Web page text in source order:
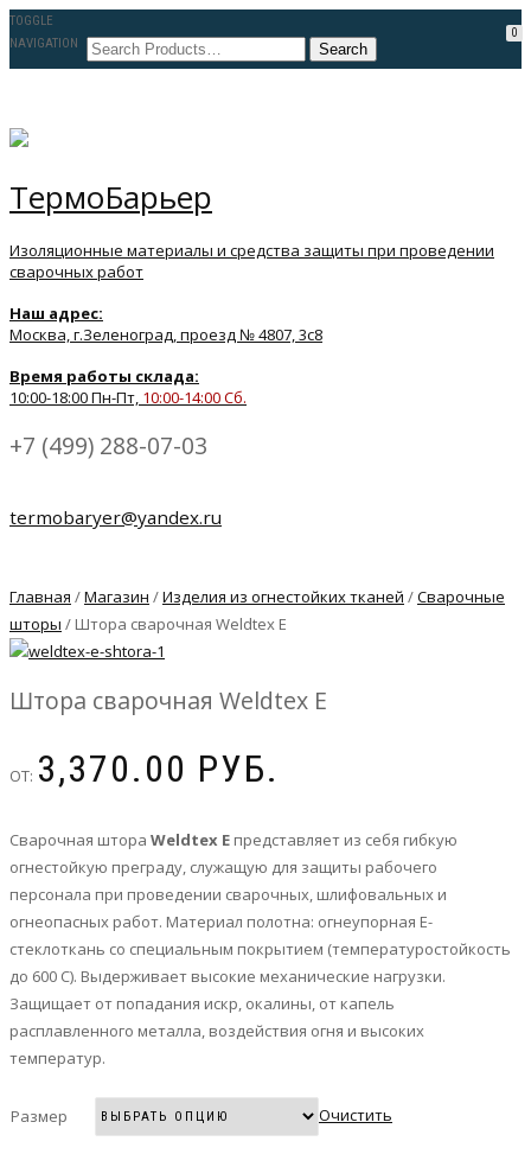
TOGGLE
NAVIGATION
0
ТермоБарьер
Изоляционные материалы и средства защиты при проведении
сварочных работ
Наш адрес:
Москва, г.Зеленоград, проезд № 4807, 3с8
Время работы склада:
10:00-18:00 Пн-Пт, 10:00-14:00 Сб.
+7 (499) 288-07-03
termobaryer@yandex.ru
Главная /Магазин /Изделия из огнестойких тканей /Сварочные
шторы / Штора сварочная Weldtex E
Штора сварочная Weldtex E
ОТ: 3,370.00 РУБ.
Сварочная штора Weldtex E представляет из себя гибкую
огнестойкую преграду, служащую для защиты рабочего
персонала при проведении сварочных, шлифовальных и
огнеопасных работ. Материал полотна: огнеупорная Е-
стеклоткань со специальным покрытием (температуростойкость
до 600 С). Выдерживает высокие механические нагрузки.
Защищает от попадания искр, окалины, от капель
расплавленного металла, воздействия огня и высоких
температур.
Размер Очистить